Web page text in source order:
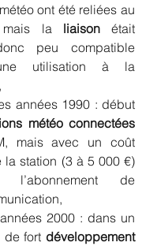
ont été reliées au
mais la liaison
peu compatible
utilisation à la
années 1990 : début
météo connectées
mais avec un coût
la station (3 à 5 000 €)
de
2000 : dans un
de fort développement